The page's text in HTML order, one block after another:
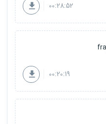
00:28:52
00:20:19